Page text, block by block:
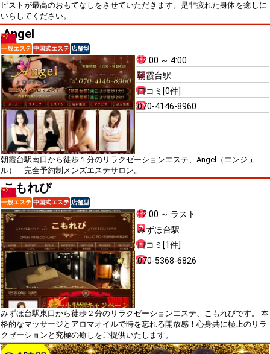
ピストが最高のおもてなしをさせていただきます。是非疲れた身体を癒しに
いらしてください。
Angel
一般エステ 中国式エステ 店舗型
12:00 ～ 4:00
朝霞台駅
口コミ[0件]
070-4146-8960
朝霞台駅南口から徒歩１分のリラクゼーションエステ、Angel（エンジェ
ル） 完全予約制メンズエステサロン。
こもれび
一般エステ 中国式エステ 店舗型
12:00 ～ ラスト
みずほ台駅
口コミ[1件]
070-5368-6826
みずほ台駅東口から徒歩２分のリラクゼーションエステ、こもれびです。 本
格的なマッサージとアロマオイルで時を忘れる開放感！心身共に極上のリラ
クゼーションと究極の癒しをご提供いたします。